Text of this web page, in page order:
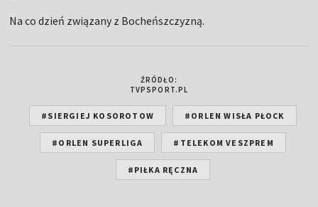
Na co dzień związany z Bocheńszczyzną.
ŹRÓDŁO:
TVPSPORT.PL
#SIERGIEJ KOSOROTOW #ORLEN WISŁA PŁOCK
#ORLEN SUPERLIGA #TELEKOM VESZPREM
#PIŁKA RĘCZNA